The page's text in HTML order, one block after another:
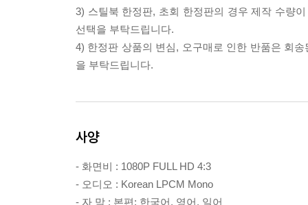
3) 스틸북 한정판, 초회 한정판의 경우 제작 수량
선택을 부탁드립니다.
4) 한정판 상품의 변심, 오구매로 인한 반품은 회
을 부탁드립니다.
사양
- 화면비 : 1080P FULL HD 4:3
- 오디오 : Korean LPCM Mono
- 자 막 : 본편: 한국어, 영어, 일어